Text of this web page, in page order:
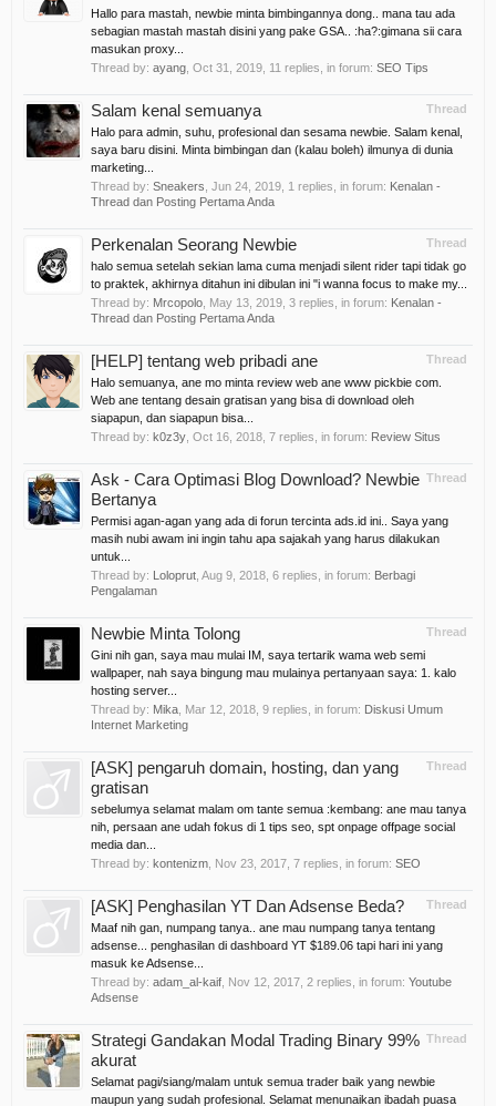
Hallo para mastah, newbie minta bimbingannya dong.. mana tau ada
sebagian mastah mastah disini yang pake GSA.. :ha?:gimana sii cara
masukan proxy...
Thread by: ayang Oct 31, 2019 , 11 replies, in forum: SEO Tips
Thread
Salam kenal semuanya
Halo para admin, suhu, profesional dan sesama newbie. Salam kenal,
saya baru disini. Minta bimbingan dan (kalau boleh) ilmunya di dunia
marketing...
Thread by: Sneakers Jun 24, 2019 , 1 replies, in forum: Kenalan -
Thread dan Posting Pertama Anda
Thread
Perkenalan Seorang Newbie
halo semua setelah sekian lama cuma menjadi silent rider tapi tidak go
to praktek, akhirnya ditahun ini dibulan ini "i wanna focus to make my...
Thread by: Mrcopolo May 13, 2019 , 3 replies, in forum: Kenalan -
Thread dan Posting Pertama Anda
Thread
[HELP] tentang web pribadi ane
Halo semuanya, ane mo minta review web ane www pickbie com.
Web ane tentang desain gratisan yang bisa di download oleh
siapapun, dan siapapun bisa...
Thread by: k0z3y Oct 16, 2018 , 7 replies, in forum: Review Situs
Thread
Ask - Cara Optimasi Blog Download? Newbie
Bertanya
Permisi agan-agan yang ada di forun tercinta ads.id ini.. Saya yang
masih nubi awam ini ingin tahu apa sajakah yang harus dilakukan
untuk...
Thread by: Loloprut Aug 9, 2018 , 6 replies, in forum: Berbagi
Pengalaman
Thread
Newbie Minta Tolong
Gini nih gan, saya mau mulai IM, saya tertarik wama web semi
wallpaper, nah saya bingung mau mulainya pertanyaan saya: 1. kalo
hosting server...
Thread by: Mika Mar 12, 2018 , 9 replies, in forum: Diskusi Umum
Internet Marketing
Thread
[ASK] pengaruh domain, hosting, dan yang
gratisan
sebelumya selamat malam om tante semua :kembang: ane mau tanya
nih, persaan ane udah fokus di 1 tips seo, spt onpage offpage social
media dan...
Thread by: kontenizm Nov 23, 2017 , 7 replies, in forum: SEO
Thread
[ASK] Penghasilan YT Dan Adsense Beda?
Maaf nih gan, numpang tanya.. ane mau numpang tanya tentang
adsense... penghasilan di dashboard YT $189.06 tapi hari ini yang
masuk ke Adsense...
Thread by: adam_al-kaif Nov 12, 2017 , 2 replies, in forum: Youtube
Adsense
Thread
Strategi Gandakan Modal Trading Binary 99%
akurat
Selamat pagi/siang/malam untuk semua trader baik yang newbie
maupun yang sudah profesional. Selamat menunaikan ibadah puasa